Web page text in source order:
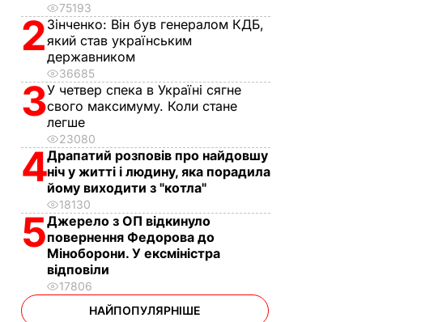
75193
2 Зінченко: Він був генералом КДБ,
який став українським
державником
36685
3У четвер спека в Україні сягне
свого максимуму. Коли стане
легше
23080
4Драпатий розповів про найдовшу
ніч у житті і людину, яка порадила
йому виходити з "котла"
18130
5Джерело з ОП відкинуло
повернення Федорова до
Міноборони. У ексміністра
відповіли
17806
НАЙПОПУЛЯРНІШЕ